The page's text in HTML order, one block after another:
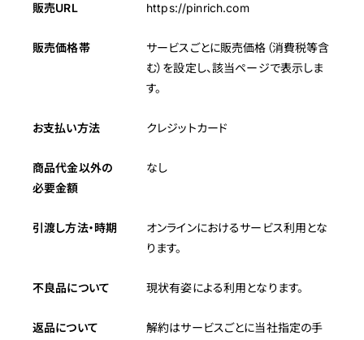
販売URL https://pinrich.com
販売価格帯
サービスごとに販売価格（消費税等含
む）を設定し、該当ページで表示しま
す。
お支払い方法 クレジットカード
商品代金以外の
必要金額
なし
引渡し方法・時期
オンラインにおけるサービス利用とな
ります。
不良品について 現状有姿による利用となります。
返品について
解約はサービスごとに当社指定の手